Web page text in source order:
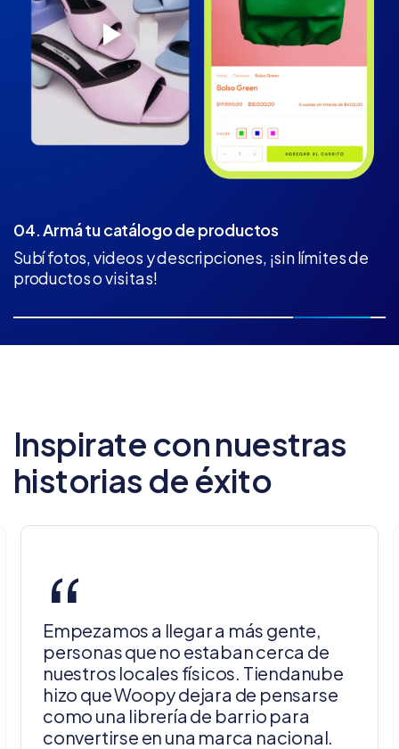
04. Armá tu catálogo de productos
Subí fotos, videos y descripciones, ¡sin límites de
productos o visitas!
Inspirate con nuestras
historias de éxito
“
Empezamos a llegar a más gente,
personas que no estaban cerca de
nuestros locales físicos. Tiendanube
hizo que Woopy dejara de pensarse
como una librería de barrio para
convertirse en una marca nacional.